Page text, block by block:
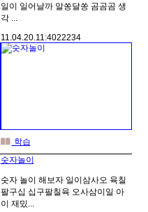
일이 일어날까 알쏭달쏭 곰곰곰 생
각 ...
11.04.20.11:4022234
학습
숫자놀이
숫자 놀이 해보자 일이삼사오 육칠
팔구십 십구팔칠육 오사삼이일 아
이 재밌...